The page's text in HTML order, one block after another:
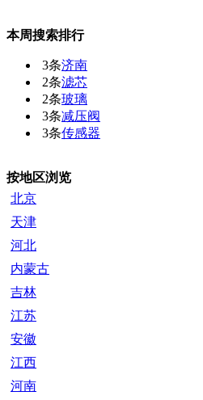
本周搜索排行
3条济南
2条滤芯
2条玻璃
3条减压阀
3条传感器
按地区浏览
北京
天津
河北
内蒙古
吉林
江苏
安徽
江西
河南